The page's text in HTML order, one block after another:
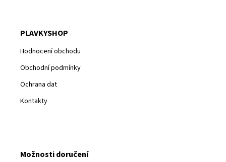
PLAVKYSHOP
Hodnocení obchodu
Obchodní podmínky
Ochrana dat
Kontakty
Možnosti doručení